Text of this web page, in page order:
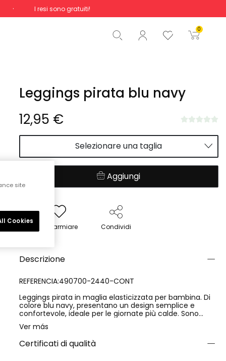
I resi sono gratuiti!
0
Totale 0,00 €
Inizio ordine
Leggings pirata blu navy
12,95 €
Selezionare una taglia
Aggiungi
Risparmiare Condividi
Descrizione
REFERENCIA:490700-2440-CONT
Leggings pirata in maglia elasticizzata per bambina. Di
colore blu navy, presentano un design semplice e
confortevole, ideale per le giornate più calde. Sono
realizzati in un tessuto morbido e flessibile, con una
composizione di 92% cotone e 8% elastan, che assicura
comfort, elasticità e libertà di movimento. Un capo
pratico e versatile, perfetto per l’uso quotidiano e facile
Ver más
Certificati di qualità
site
Cookies